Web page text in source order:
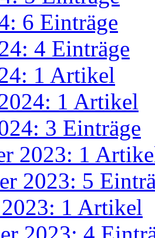
6 Einträge
4 Einträge
1 Artikel
1 Artikel
3 Einträge
2023: 1
2023: 5
1 Artikel